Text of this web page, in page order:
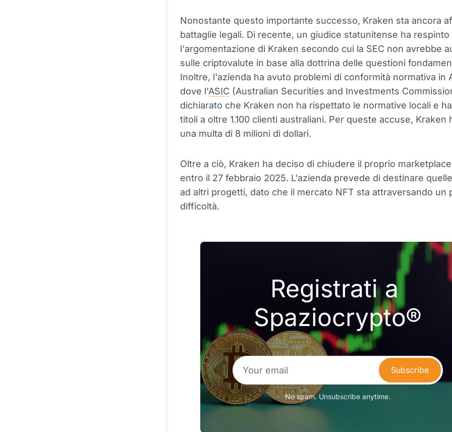
Nonostante questo importante successo, Kraken sta ancora
battaglie legali. Di recente, un giudice statunitense ha respinto
l'argomentazione di Kraken secondo cui la SEC non avrebbe
sulle criptovalute in base alla dottrina delle questioni
Inoltre, l'azienda ha avuto problemi di conformità normativa in
dove l'ASIC (Australian Securities and Investments
dichiarato che Kraken non ha rispettato le normative locali e
titoli a oltre 1.100 clienti australiani. Per queste accuse, Kraken
una multa di 8 milioni di dollari.
Oltre a ciò, Kraken ha deciso di chiudere il proprio
entro il 27 febbraio 2025. L'azienda prevede di destinare
ad altri progetti, dato che il mercato NFT sta attraversando un
difficoltà.
Registrati a
Spaziocrypto®
Subscribe
No spam. Unsubscribe anytime.